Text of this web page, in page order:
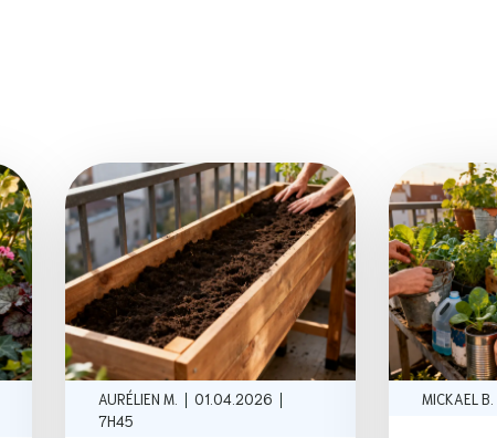
AURÉLIEN M. | 01.04.2026 |
7H45
MICKAEL B.